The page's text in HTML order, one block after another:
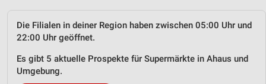
Die Filialen in deiner Region haben zwischen 05:00 Uhr und
22:00 Uhr geöffnet.
Es gibt 5 aktuelle Prospekte für Supermärkte in Ahaus und
Umgebung.